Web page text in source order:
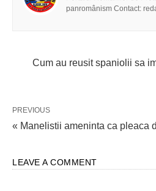
panromânism Contact:
Cum au reusit spaniolii sa
PREVIOUS
« Manelistii ameninta ca pleaca
LEAVE A COMMENT